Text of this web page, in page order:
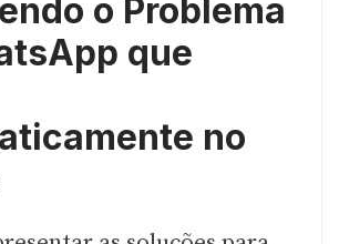
o Problema
que
no